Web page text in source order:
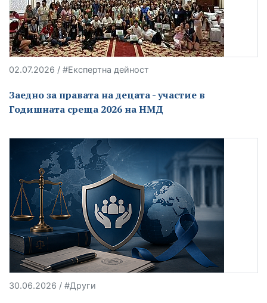
02.07.2026 / #Експертна дейност
Заедно за правата на децата - участие в
Годишната среща 2026 на НМД
30.06.2026 / #Други